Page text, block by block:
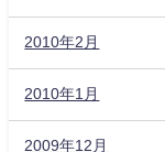
2010年2月
2010年1月
2009年12月